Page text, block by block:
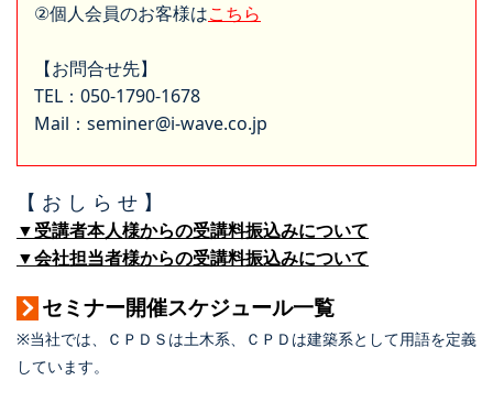
②個人会員のお客様はこちら
【お問合せ先】
TEL：050-1790-1678
Mail：seminer@i-wave.co.jp
【 お し ら せ 】
▼受講者本人様からの受講料振込みについて
▼会社担当者様からの受講料振込みについて
セミナー開催スケジュール一覧
※当社では、ＣＰＤＳは土木系、ＣＰＤは建築系として用語を定義
しています。